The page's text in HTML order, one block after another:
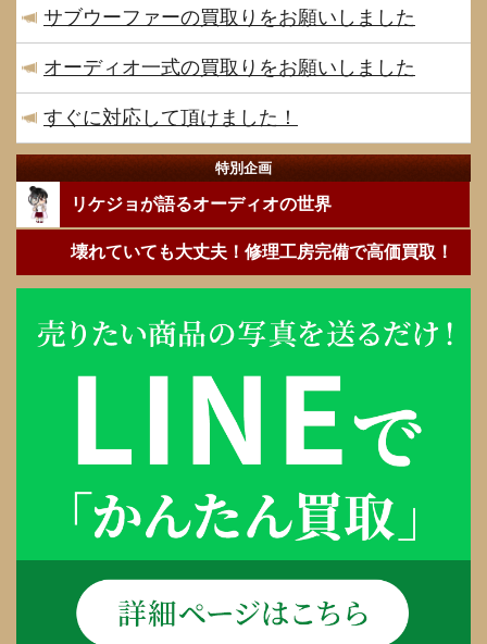
サブウーファーの買取りをお願いしました
オーディオ一式の買取りをお願いしました
すぐに対応して頂けました！
特別企画
リケジョが語るオーディオの世界
壊れていても大丈夫！修理工房完備で高価買取！